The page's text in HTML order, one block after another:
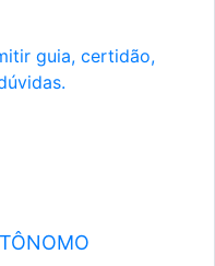
guia, certidão,